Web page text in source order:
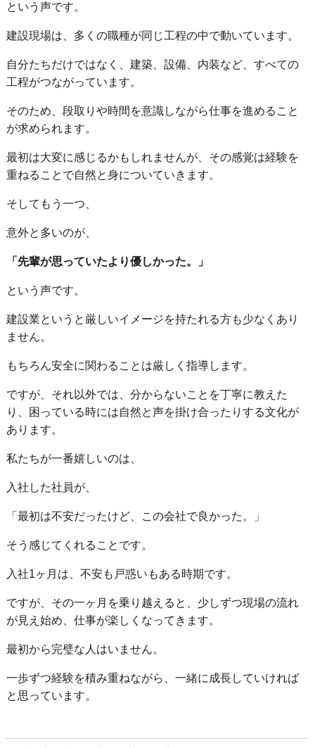
という声です。
建設現場は、多くの職種が同じ工程の中で動いています。
自分たちだけではなく、建築、設備、内装など、すべての
工程がつながっています。
そのため、段取りや時間を意識しながら仕事を進めること
が求められます。
最初は大変に感じるかもしれませんが、その感覚は経験を
重ねることで自然と身についていきます。
そしてもう一つ、
意外と多いのが、
「先輩が思っていたより優しかった。」
という声です。
建設業というと厳しいイメージを持たれる方も少なくあり
ません。
もちろん安全に関わることは厳しく指導します。
ですが、それ以外では、分からないことを丁寧に教えた
り、困っている時には自然と声を掛け合ったりする文化が
あります。
私たちが一番嬉しいのは、
入社した社員が、
「最初は不安だったけど、この会社で良かった。」
そう感じてくれることです。
入社1ヶ月は、不安も戸惑いもある時期です。
ですが、その一ヶ月を乗り越えると、少しずつ現場の流れ
が見え始め、仕事が楽しくなってきます。
最初から完璧な人はいません。
一歩ずつ経験を積み重ねながら、一緒に成長していければ
と思っています。